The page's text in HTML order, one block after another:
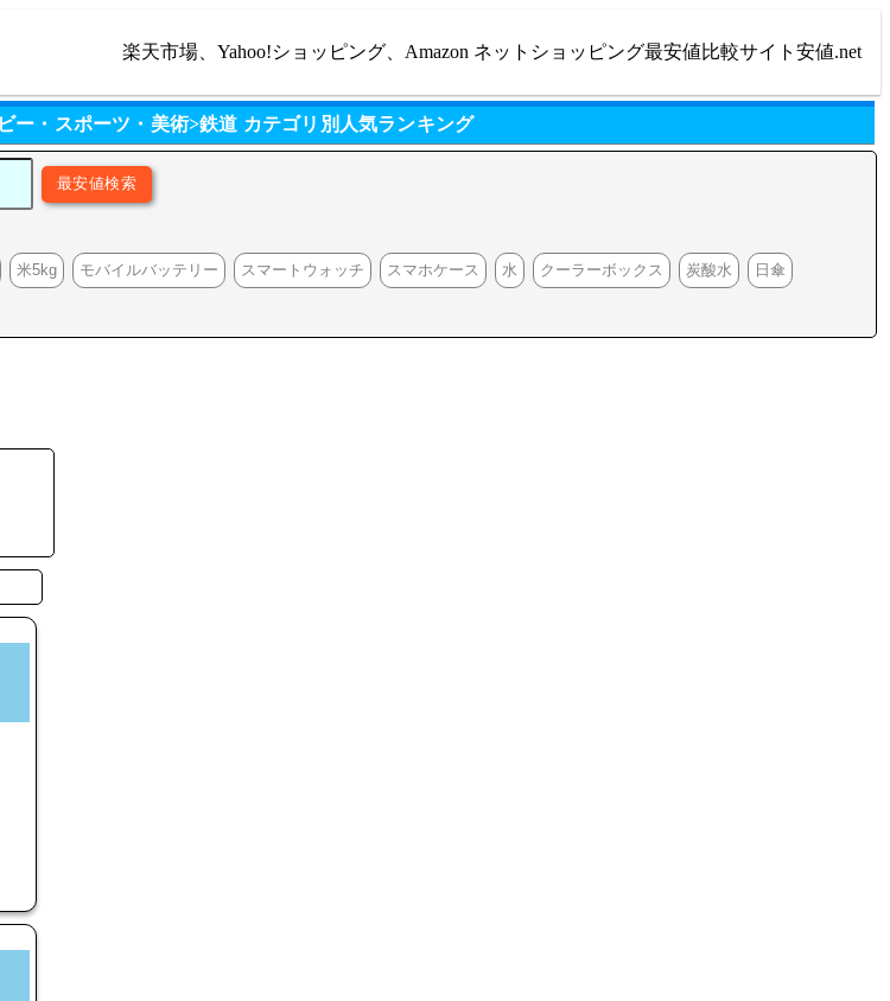
楽天市場、Yahoo!ショッピング、Amazon ネットショッピング最安値比較サイト安値.net
ー・スポーツ・美術>鉄道 カテゴリ別人気ランキング
米5kg モバイルバッテリー スマートウォッチ スマホケース 水 クーラーボックス 炭酸水 日傘